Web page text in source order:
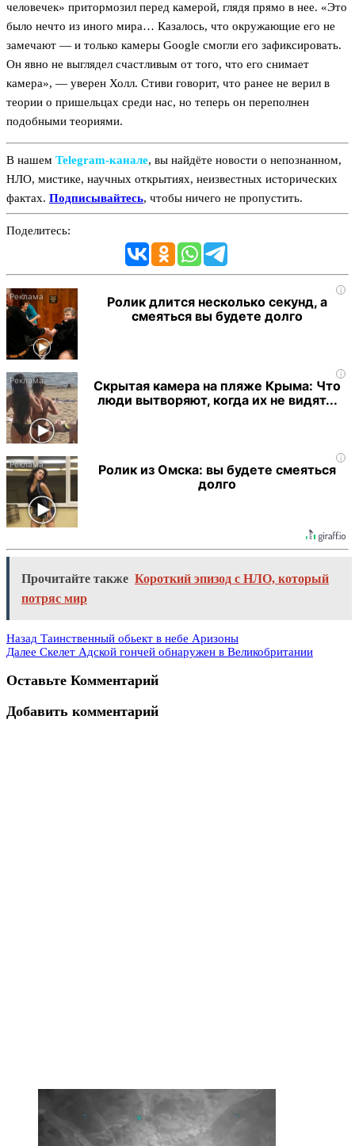
человечек» притормозил перед камерой, глядя прямо в нее. «Это
было нечто из иного мира… Казалось, что окружающие его не
замечают — и только камеры Google смогли его зафиксировать.
Он явно не выглядел счастливым от того, что его снимает
камера», — уверен Холл. Стиви говорит, что ранее не верил в
теории о пришельцах среди нас, но теперь он переполнен
подобными теориями.
В нашем Telegram‑канале, вы найдёте новости о непознанном,
НЛО, мистике, научных открытиях, неизвестных исторических
фактах. Подписывайтесь, чтобы ничего не пропустить.
Поделитесь:
i
Ролик длится несколько секунд, а
смеяться вы будете долго
i
Скрытая камера на пляже Крыма: Что
люди вытворяют, когда их не видят...
i
Ролик из Омска: вы будете смеяться
долго
Прочитайте также Короткий эпизод с НЛО, который
потряс мир
Назад Таинственный обьект в небе Аризоны
Далее Скелет Адской гончей обнаружен в Великобритании
Оставьте Комментарий
Добавить комментарий